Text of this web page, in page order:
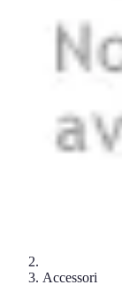
Accessori